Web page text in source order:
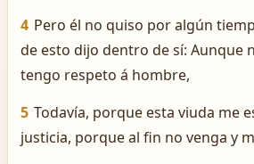
4 Pero él no quiso por algún
de esto dijo dentro de sí: Aunque
tengo respeto á hombre,
5 Todavía, porque esta viuda me
justicia, porque al fin no venga y